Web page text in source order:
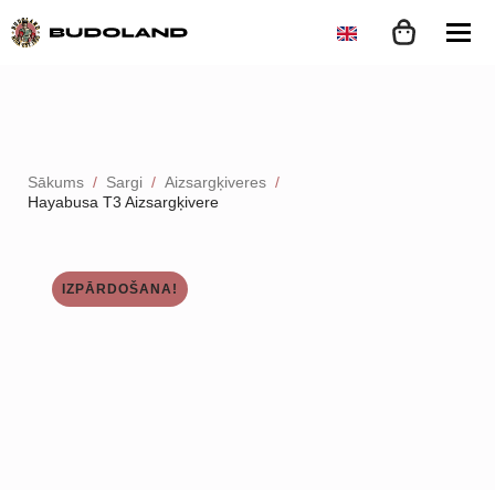
Sākums Sargi
Aizsargķiveres
Hayabusa T3 Aizsargķivere
IZPĀRDOŠANA!